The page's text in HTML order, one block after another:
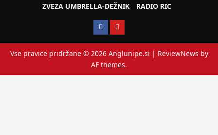
ZVEZA UMBRELLA-DEŽNIK
RADIO RIC
Vse pravice pridržane © 2026 Anglunipe.si | ReviewNews by
AF themes.